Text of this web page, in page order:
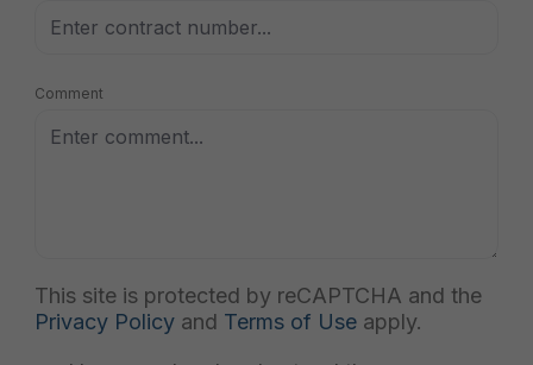
Comment
This site is protected by reCAPTCHA and the
Privacy Policy and Terms of Use apply.